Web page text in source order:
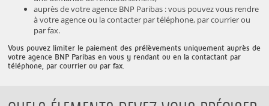
auprès de votre agence BNP Paribas : vous pouvez vous rendre
à votre agence ou la contacter par téléphone, par courrier ou
par fax.
Vous pouvez limiter le paiement des prélèvements uniquement auprès de
votre agence BNP Paribas en vous y rendant ou en la contactant par
téléphone, par courrier ou par fax.